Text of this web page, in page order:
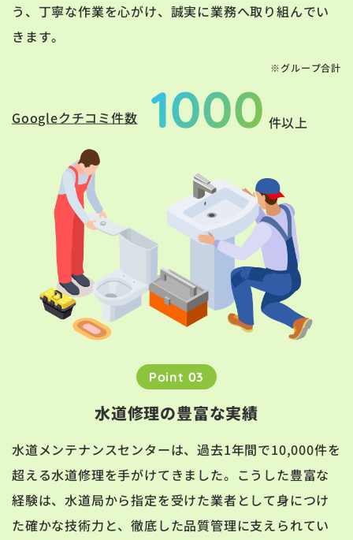
う、丁寧な作業を心がけ、誠実に業務へ取り組んでい
きます。
※グループ合計
Googleクチコミ件数 1000 件以上
Point 03
水道修理の豊富な実績
水道メンテナンスセンターは、過去1年間で10,000件を
超える水道修理を手がけてきました。こうした豊富な
経験は、水道局から指定を受けた業者として身につけ
た確かな技術力と、徹底した品質管理に支えられてい